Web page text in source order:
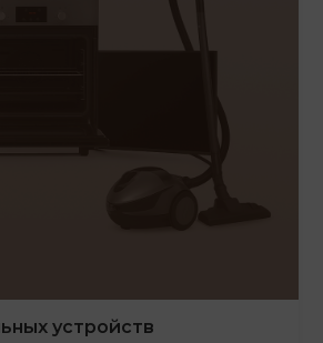
устройств